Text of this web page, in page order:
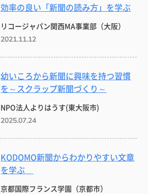
効率の良い「新聞の読み方」を学ぶ
リコージャパン関西MA事業部（大阪）
2021.11.12
幼いころから新聞に興味を持つ習慣
を～スクラップ新聞づくり～
NPO法人よりはうす(東大阪市)
2025.07.24
KODOMO新聞からわかりやすい文章
を学ぶ
京都国際フランス学園（京都市）